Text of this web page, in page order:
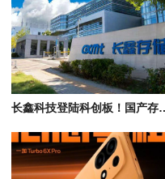
长鑫科技登陆科创板！国